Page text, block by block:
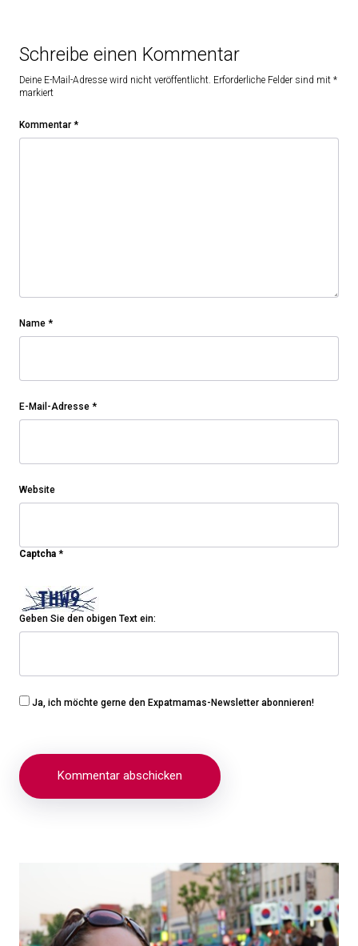
Schreibe einen Kommentar
Deine E-Mail-Adresse wird nicht veröffentlicht. Erforderliche Felder sind mit *
markiert
Kommentar *
Name *
E-Mail-Adresse *
Website
Captcha *
Geben Sie den obigen Text ein:
Ja, ich möchte gerne den Expatmamas-Newsletter abonnieren!
Beitragsnavigation